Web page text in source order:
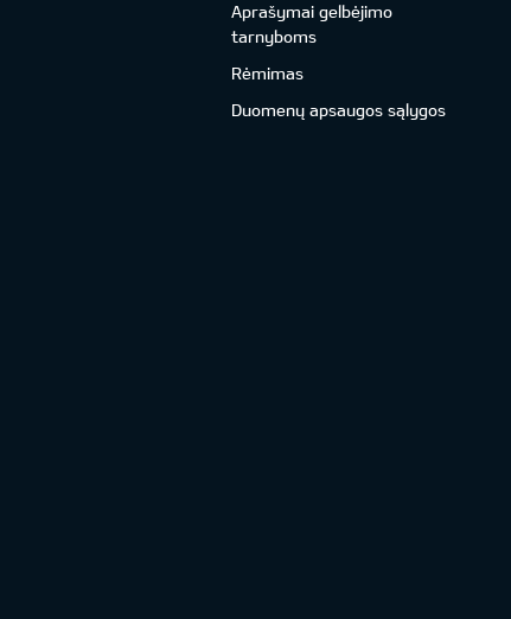
Aprašymai gelbėjimo
tarnyboms
Rėmimas
Duomenų apsaugos sąlygos